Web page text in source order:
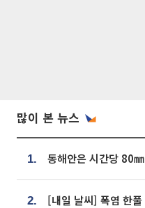
많이 본 뉴스
1.
2.